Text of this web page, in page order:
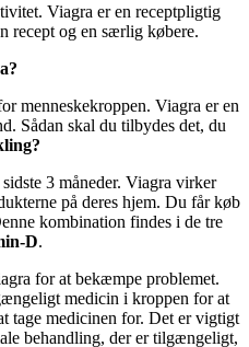
Viagra er en receptpligtig
recept og en særlig købere.
menneskekroppen. Viagra er en
Sådan skal du tilbydes det, du
3 måneder. Viagra virker
på deres hjem. Du får køb
kombination findes i de tre
D.
for at bekæmpe problemet.
medicin i kroppen for at
tage medicinen for. Det er vigtigt
behandling, der er tilgængeligt,